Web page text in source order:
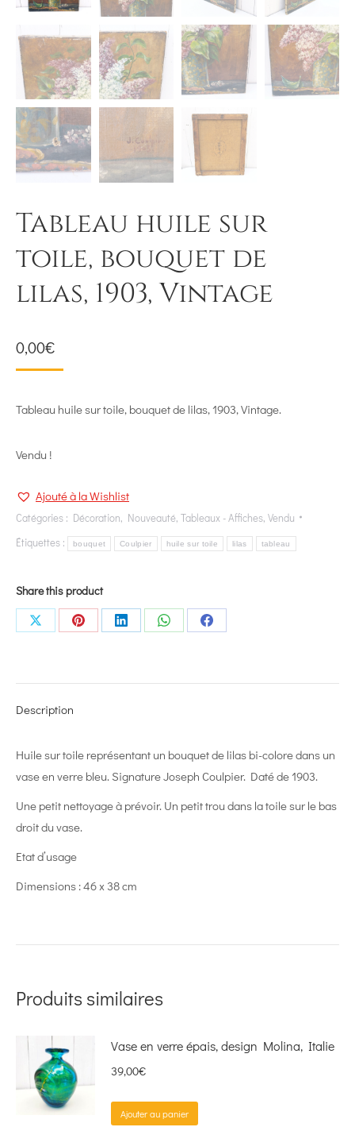
Tableau huile sur
toile, bouquet de
lilas, 1903, Vintage
0,00€
Tableau huile sur toile, bouquet de lilas, 1903, Vintage.
Vendu !
Ajouté à la Wishlist
Catégories : Décoration, Nouveauté, Tableaux - Affiches, Vendu
Étiquettes :
bouquet Coulpier huile sur toile lilas tableau
Share this product
Share
Share
Share
Share
Share
Description
Huile sur toile représentant un bouquet de lilas bi-colore dans un
vase en verre bleu. Signature Joseph Coulpier. Daté de 1903.
Une petit nettoyage à prévoir. Un petit trou dans la toile sur le bas
droit du vase.
Etat d’usage
Dimensions : 46 x 38 cm
Produits similaires
Vase en verre épais, design Molina, Italie
39,00€
Ajouter au panier